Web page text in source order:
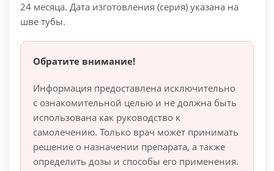
24 месяца. Дата изготовления (серия) указана на
шве тубы.
Обратите внимание!
Информация предоставлена исключительно
с ознакомительной целью и не должна быть
использована как руководство к
самолечению. Только врач может принимать
решение о назначении препарата, а также
определить дозы и способы его применения.